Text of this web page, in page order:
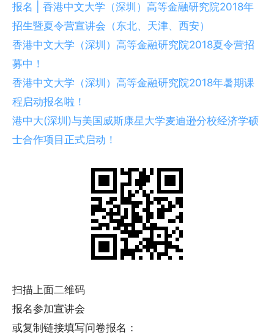
报名 | 香港中文大学（深圳）高等金融研究院2018年
招生暨夏令营宣讲会（东北、天津、西安）
香港中文大学（深圳）高等金融研究院2018夏令营招
募中！
香港中文大学（深圳）高等金融研究院2018年暑期课
程启动报名啦！
港中大(深圳)与美国威斯康星大学麦迪逊分校经济学硕
士合作项目正式启动！
扫描上面二维码
报名参加宣讲会
或复制链接填写问卷报名：